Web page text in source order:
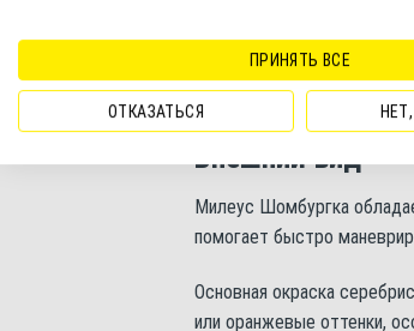
Основу питания в природе
милеусы не упускают
пищу.
Внешний вид
Милеус Шомбургка
помогает быстро
Основная окраска
или оранжевые оттенки,
ПРИНЯТЬ ВСЕ
ОТКАЗАТЬСЯ